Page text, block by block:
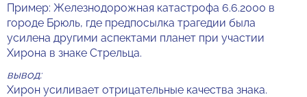
Пример: Железнодорожная катастрофа 6.6.2000 в
городе Брюль, где предпосылка трагедии была
усилена другими аспектами планет при участии
Хирона в знаке Стрельца.
вывод:
Хирон усиливает отрицательные качества знака.